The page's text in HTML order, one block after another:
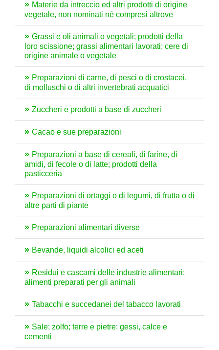
Materie da intreccio ed altri prodotti di origine
vegetale, non nominati né compresi altrove
Grassi e oli animali o vegetali; prodotti della
loro scissione; grassi alimentari lavorati; cere di
origine animale o vegetale
Preparazioni di carne, di pesci o di crostacei,
di molluschi o di altri invertebrati acquatici
Zuccheri e prodotti a base di zuccheri
Cacao e sue preparazioni
Preparazioni a base di cereali, di farine, di
amidi, di fecole o di latte; prodotti della
pasticceria
Preparazioni di ortaggi o di legumi, di frutta o di
altre parti di piante
Preparazioni alimentari diverse
Bevande, liquidi alcolici ed aceti
Residui e cascami delle industrie alimentari;
alimenti preparati per gli animali
Tabacchi e succedanei del tabacco lavorati
Sale; zolfo; terre e pietre; gessi, calce e
cementi